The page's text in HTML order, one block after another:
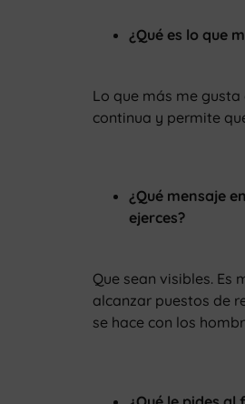
¿Qué es lo que
Lo que más me
continua y permite
¿Qué mensaje
ejerces?
Que sean visibles.
alcanzar puestos de
se hace con los